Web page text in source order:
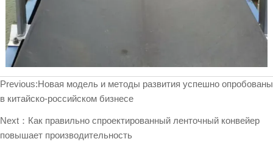
Previous:Новая модель и методы развития успешно опробованы
в китайско-российском бизнесе
Next： Как правильно спроектированный ленточный конвейер
повышает производительность